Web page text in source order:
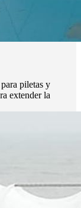
piletas y
extender la